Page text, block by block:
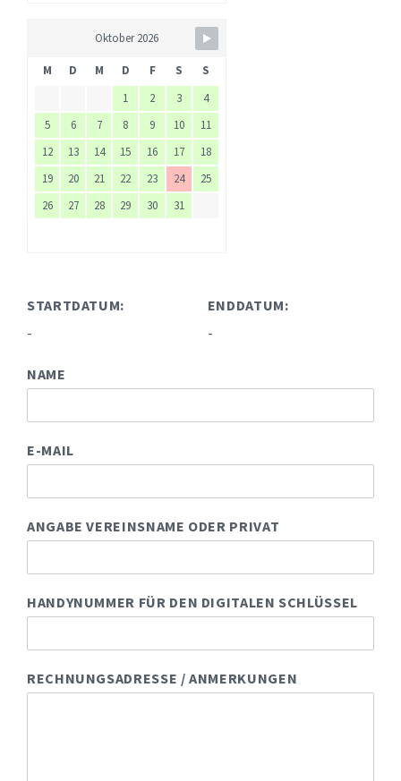
Oktober 2026
M D M D F S
S
1
2 3
4
5
6 7 8 9 10
11
12
13 14 15 16 17
18
19
20 21 22 23 24
25
26
27 28 29 30 31
STARTDATUM:
-
ENDDATUM:
-
NAME
E-MAIL
ANGABE VEREINSNAME ODER PRIVAT
HANDYNUMMER FÜR DEN DIGITALEN SCHLÜSSEL
RECHNUNGSADRESSE / ANMERKUNGEN